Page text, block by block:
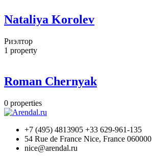
Nataliya Korolev
Риэлтор
1 property
Roman Chernyak
0 properties
+7 (495) 4813905 +33 629-961-135
54 Rue de France Nice, France 060000
nice@arendal.ru